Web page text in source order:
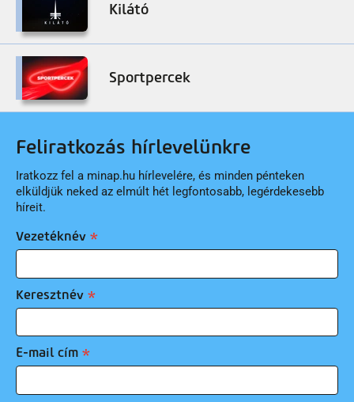
Kilátó
Sportpercek
Feliratkozás hírlevelünkre
Iratkozz fel a minap.hu hírlevelére, és minden pénteken
elküldjük neked az elmúlt hét legfontosabb, legérdekesebb
híreit.
Vezetéknév
Keresztnév
E-mail cím